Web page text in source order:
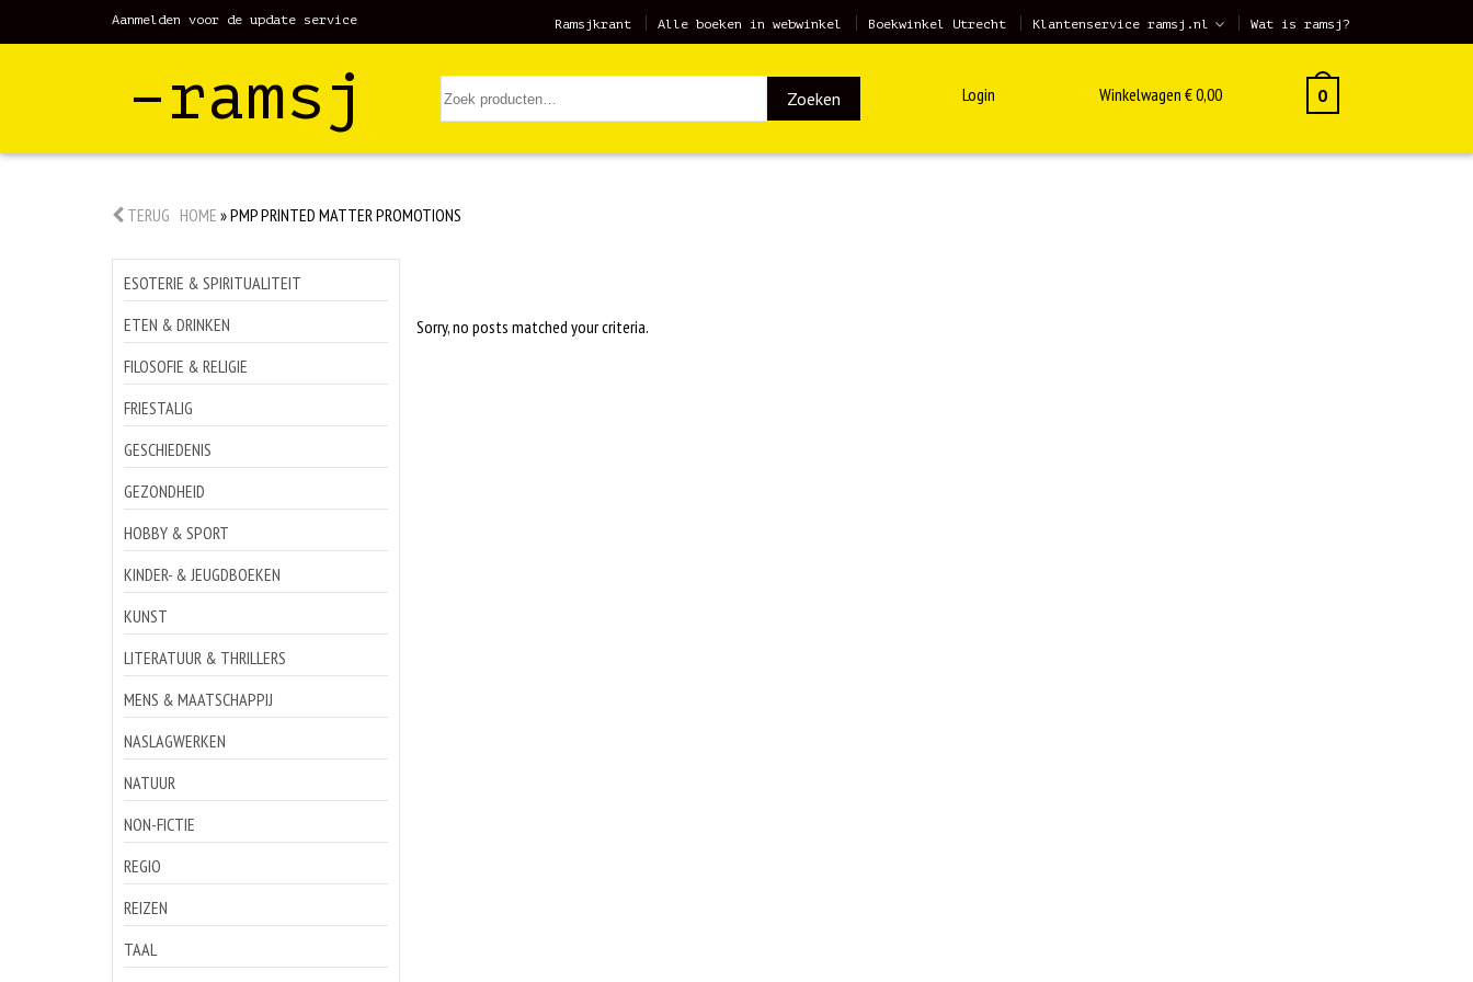
Aanmelden voor de update service Ramsjkrant Alle boeken in webwinkel Boekwinkel Utrecht Klantenservice ramsj.nl Wat is ramsj?
–ramsj Zoeken Login Winkelwagen €0,00 0
TERUG HOME »PMP PRINTED MATTER PROMOTIONS
ESOTERIE & SPIRITUALITEIT
ETEN & DRINKEN
FILOSOFIE & RELIGIE
FRIESTALIG
GESCHIEDENIS
GEZONDHEID
HOBBY & SPORT
KINDER- & JEUGDBOEKEN
KUNST
LITERATUUR & THRILLERS
MENS & MAATSCHAPPIJ
NASLAGWERKEN
NATUUR
NON-FICTIE
REGIO
REIZEN
TAAL
Sorry, no posts matched your criteria.